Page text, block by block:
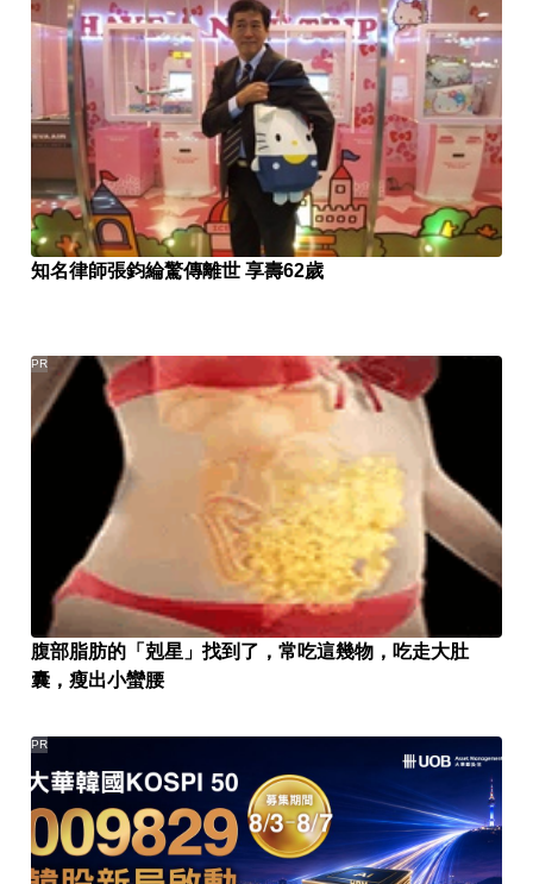
知名律師張鈞綸驚傳離世 享壽62歲
腹部脂肪的「剋星」找到了，常吃這幾物，吃走大肚
囊，瘦出小蠻腰
PR
PR